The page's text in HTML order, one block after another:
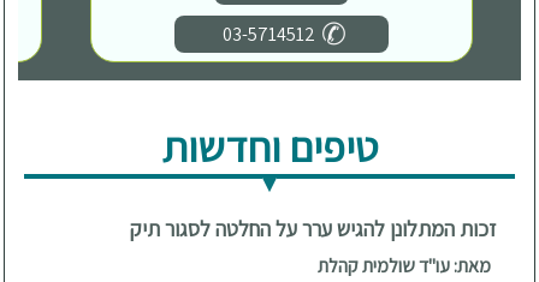
03-5714512
טיפים וחדשות
זכות המתלונן להגיש ערר על החלטה לסגור תיק
מאת: עו"ד שולמית קהלת